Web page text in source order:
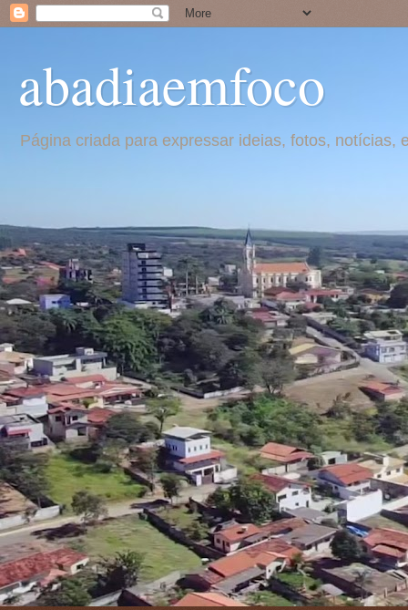
abadiaemfoco
Página criada para expressar ideias, fotos,